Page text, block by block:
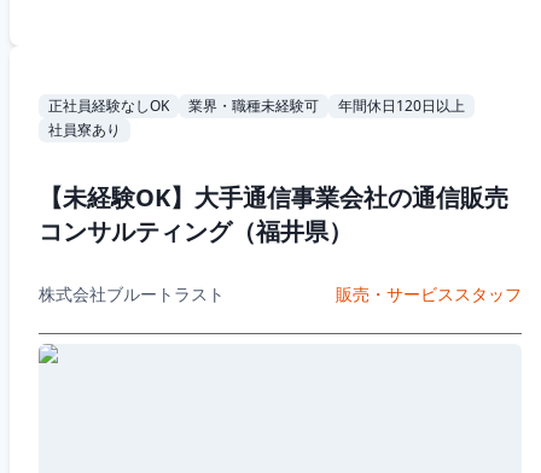
正社員経験なしOK 業界・職種未経験可
年間休日120日以上
社員寮あり
【未経験OK】大手通信事業会社の通信販売
コンサルティング（福井県）
株式会社ブルートラスト 販売・サービススタッフ